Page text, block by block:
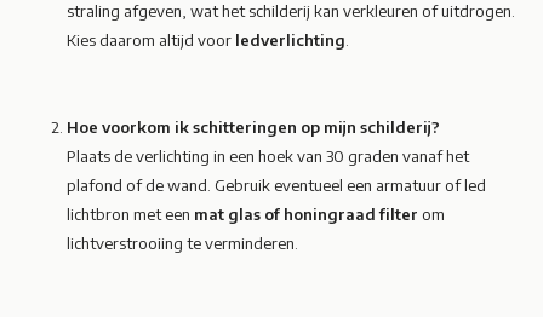
straling afgeven, wat het schilderij kan verkleuren of uitdrogen.
Kies daarom altijd voor ledverlichting.
Hoe voorkom ik schitteringen op mijn schilderij?
Plaats de verlichting in een hoek van 30 graden vanaf het
plafond of de wand. Gebruik eventueel een armatuur of led
lichtbron met een mat glas of honingraad filter om
lichtverstrooiing te verminderen.